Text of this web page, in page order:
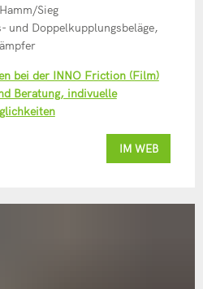
Sieg
und Doppelkupplungsbeläge,
bei der INNO Friction (Film)
Beratung, indivuelle
IM WEB